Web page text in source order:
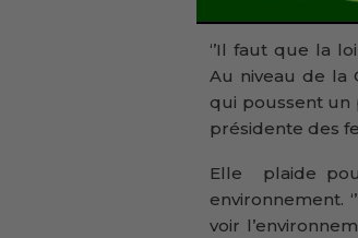
‘’Il faut que la
Au niveau de la
qui poussent un
présidente des
Elle plaide
environnement.
voir